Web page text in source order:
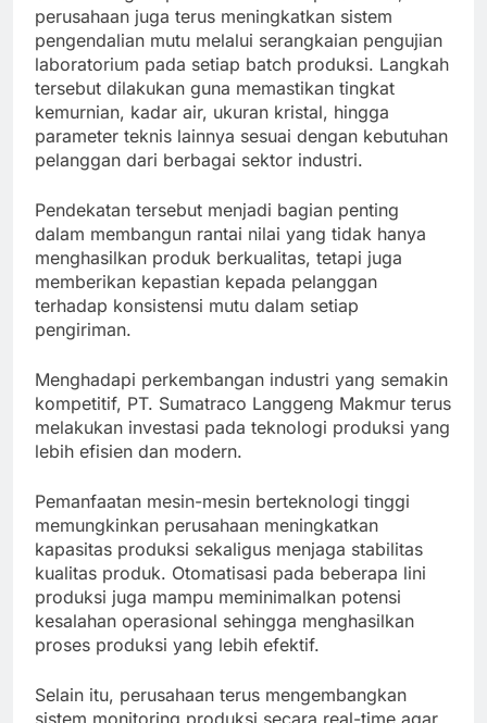
perusahaan juga terus meningkatkan sistem
pengendalian mutu melalui serangkaian pengujian
laboratorium pada setiap batch produksi. Langkah
tersebut dilakukan guna memastikan tingkat
kemurnian, kadar air, ukuran kristal, hingga
parameter teknis lainnya sesuai dengan kebutuhan
pelanggan dari berbagai sektor industri.
Pendekatan tersebut menjadi bagian penting
dalam membangun rantai nilai yang tidak hanya
menghasilkan produk berkualitas, tetapi juga
memberikan kepastian kepada pelanggan
terhadap konsistensi mutu dalam setiap
pengiriman.
Menghadapi perkembangan industri yang semakin
kompetitif, PT. Sumatraco Langgeng Makmur terus
melakukan investasi pada teknologi produksi yang
lebih efisien dan modern.
Pemanfaatan mesin-mesin berteknologi tinggi
memungkinkan perusahaan meningkatkan
kapasitas produksi sekaligus menjaga stabilitas
kualitas produk. Otomatisasi pada beberapa lini
produksi juga mampu meminimalkan potensi
kesalahan operasional sehingga menghasilkan
proses produksi yang lebih efektif.
Selain itu, perusahaan terus mengembangkan